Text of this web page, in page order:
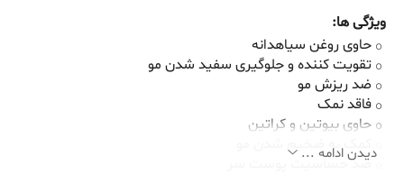
ویژگی ها:
حاوی روغن سیاهدانه
تقویت کننده و جلوگیری سفید شدن مو
ضد ریزش مو
فاقد نمک
حاوی بیوتین و کراتین
کمک به ضخیم شدن مو
ضد حساسیت پوست سر
دیدن ادامه ...